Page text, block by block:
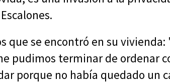
que se encontró en su vivienda:
pudimos terminar de ordenar
porque no había quedado un